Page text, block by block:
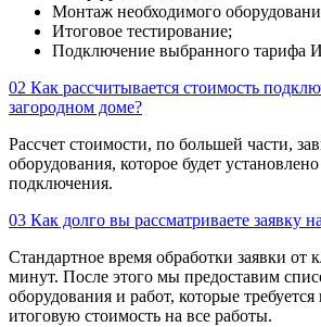
Монтаж необходимого
Итоговое тестирование;
Подключение выбранного тарифа
02 Как рассчитывается стоимость
загородном доме?
Рассчет стоимости, по большей части,
оборудования, которое будет
подключения.
03 Как долго вы рассматриваете заявку
Стандартное время обработки заявки от
минут. После этого мы предоставим
оборудования и работ, которые
итоговую стоимость на все работы.